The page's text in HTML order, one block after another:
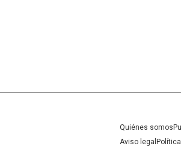
Quiénes somos
Aviso legal